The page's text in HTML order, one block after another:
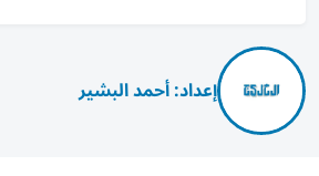
إعداد: أحمد البشير